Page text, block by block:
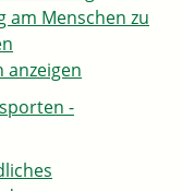
Menschen zu
anzeigen
-